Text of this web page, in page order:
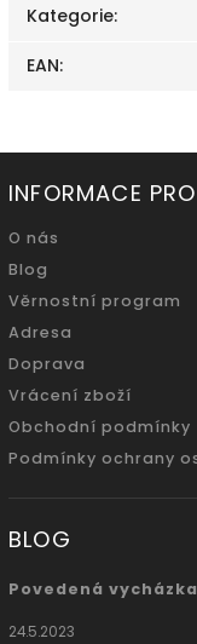
Kategorie:
EAN:
INFORMACE
O nás
Blog
Věrnostní program
Adresa
Doprava
Vrácení zboží
Obchodní podmínky
Podmínky ochrany
BLOG
Povedená
24.5.2023